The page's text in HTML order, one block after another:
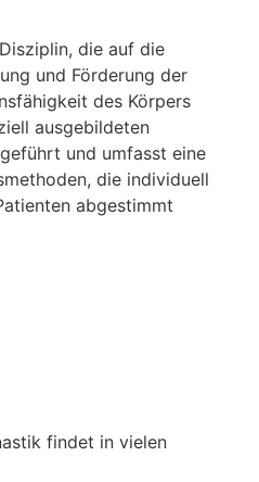
die auf die
und Förderung der
des Körpers
ausgebildeten
und umfasst eine
die individuell
abgestimmt
findet in vielen